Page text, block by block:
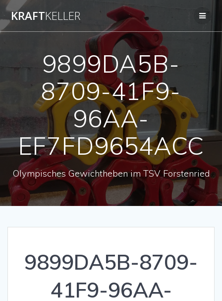
Zum
Inhalt
springen
KRAFTKELLER
9899DA5B-
8709-41F9-
96AA-
EF7FD9654ACC
Olympisches Gewichtheben im TSV Forstenried
9899DA5B-8709-
41F9-96AA-